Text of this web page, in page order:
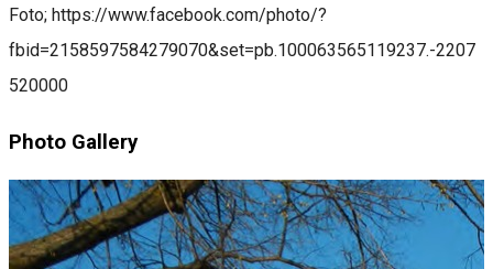
Foto; https://www.facebook.com/photo/?
fbid=2158597584279070&set=pb.100063565119237.-2207
520000
Photo Gallery